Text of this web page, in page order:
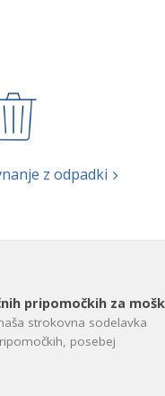
z odpadki
pripomočkih za moške
strokovna sodelavka
posebej